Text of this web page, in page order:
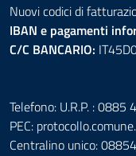
Nuovi codici di
IBAN e pagamenti
C/C BANCARIO:
Telefono: U.R.P. : 0885
PEC:
Centralino unico: